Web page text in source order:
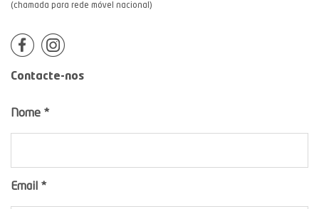
(chamada para rede móvel nacional)
Contacte-nos
Nome *
Email *